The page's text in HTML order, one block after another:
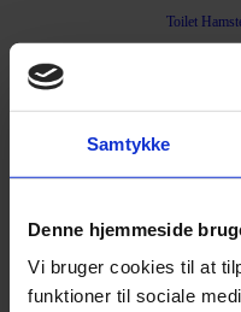
Samtykke
Denne hjemmeside
Vi bruger cookies til at
funktioner til sociale
Toilet
Bure
Kaninbur
Rottebur
Marsvinebur